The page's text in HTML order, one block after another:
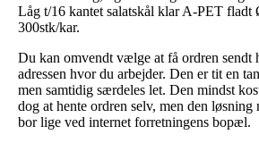
Låg t/16 kantet salatskål klar A-PET fladt
300stk/kar.
Du kan omvendt vælge at få ordren sendt
adressen hvor du arbejder. Den er tit en
men samtidig særdeles let. Den mindst
dog at hente ordren selv, men den løsning
bor lige ved internet forretningens bopæl.